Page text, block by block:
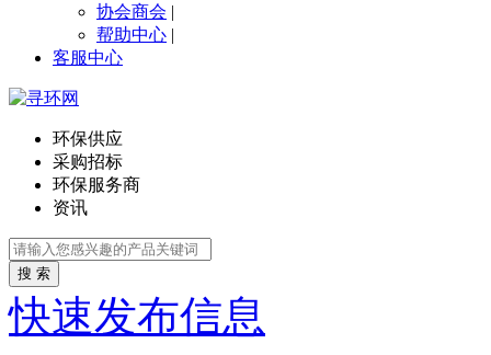
协会商会 |
帮助中心 |
客服中心
环保供应
采购招标
环保服务商
资讯
搜 索
快速发布信息